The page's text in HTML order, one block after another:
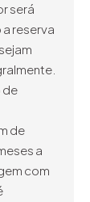
será
reserva
de
de
a
com